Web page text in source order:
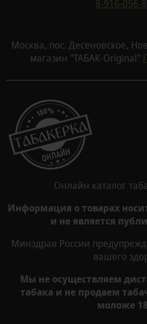
8-916-056-
Москва, пос. Десеновское,
магазин "ТАБАК-Original"
Онлайн каталог
Информация о товарах
и не является
Минздрав России
вашего
Мы не осуществляем
табака и не продаем
моложе